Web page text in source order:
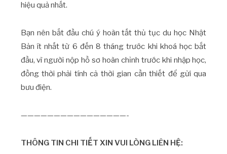
hiệu quả nhất.
Bạn nên bắt đầu chú ý hoàn tất thủ tục du học Nhật
Bản ít nhất từ 6 đến 8 tháng trước khi khoá học bắt
đầu, vì người nộp hồ sơ hoàn chỉnh trước khi nhập học,
đồng thời phải tính cả thời gian cần thiết để gửi qua
bưu điện.
————————————————-
THÔNG TIN CHI TIẾT XIN VUI LÒNG LIÊN HỆ: